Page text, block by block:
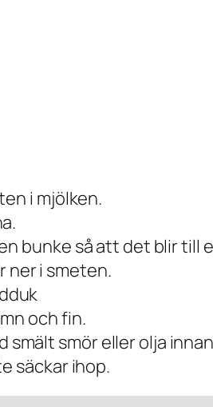
i mjölken.
bunke så att det blir till
ner i smeten.
och fin.
smör eller olja
säckar ihop.